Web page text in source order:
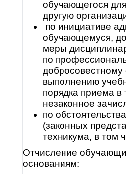
обучающегося
другую
по инициативе
обучающемуся,
меры
по
выполнению
порядка приема в
незаконное
по
(законных
техникума, в том
Отчисление
основаниям: